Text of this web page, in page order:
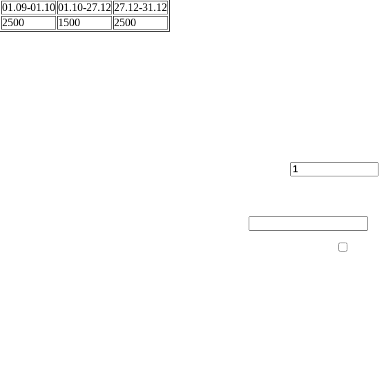
01.09-01.10 01.10-27.12 27.12-31.12
2500 1500 2500